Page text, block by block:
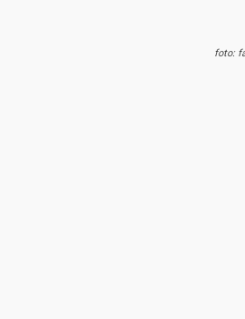
foto: